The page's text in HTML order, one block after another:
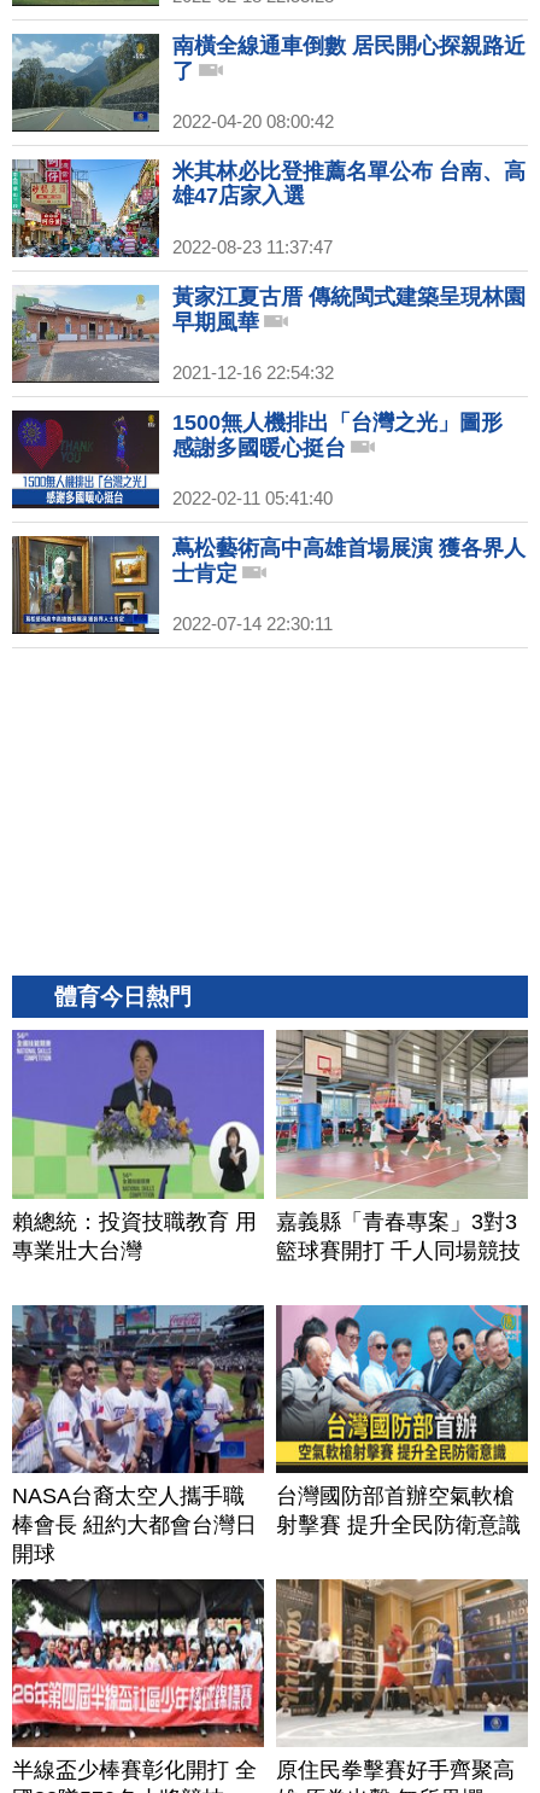
南橫全線通車倒數 居民開心探親路近
了
2022-04-20 08:00:42
米其林必比登推薦名單公布 台南、高
雄47店家入選
2022-08-23 11:37:47
黃家江夏古厝 傳統閩式建築呈現林園
早期風華
2021-12-16 22:54:32
1500無人機排出「台灣之光」圖形
感謝多國暖心挺台
2022-02-11 05:41:40
蔦松藝術高中高雄首場展演 獲各界人
士肯定
2022-07-14 22:30:11
體育今日熱門
賴總統：投資技職教育 用
專業壯大台灣
嘉義縣「青春專案」3對3
籃球賽開打 千人同場競技
NASA台裔太空人攜手職
棒會長 紐約大都會台灣日
開球
台灣國防部首辦空氣軟槍
射擊賽 提升全民防衛意識
半線盃少棒賽彰化開打 全
原住民拳擊賽好手齊聚高